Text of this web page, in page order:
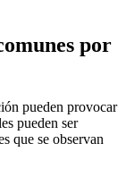
por
pueden provocar
pueden ser
que se observan